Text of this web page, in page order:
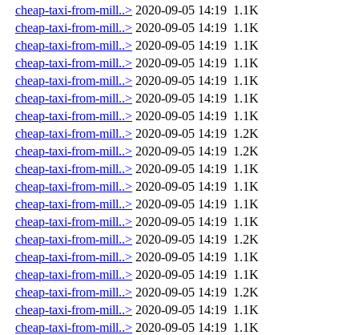
cheap-taxi-from-mill..> 2020-09-05 14:19 1.1K
cheap-taxi-from-mill..> 2020-09-05 14:19 1.1K
cheap-taxi-from-mill..> 2020-09-05 14:19 1.1K
cheap-taxi-from-mill..> 2020-09-05 14:19 1.1K
cheap-taxi-from-mill..> 2020-09-05 14:19 1.1K
cheap-taxi-from-mill..> 2020-09-05 14:19 1.1K
cheap-taxi-from-mill..> 2020-09-05 14:19 1.1K
cheap-taxi-from-mill..> 2020-09-05 14:19 1.2K
cheap-taxi-from-mill..> 2020-09-05 14:19 1.2K
cheap-taxi-from-mill..> 2020-09-05 14:19 1.1K
cheap-taxi-from-mill..> 2020-09-05 14:19 1.1K
cheap-taxi-from-mill..> 2020-09-05 14:19 1.1K
cheap-taxi-from-mill..> 2020-09-05 14:19 1.1K
cheap-taxi-from-mill..> 2020-09-05 14:19 1.2K
cheap-taxi-from-mill..> 2020-09-05 14:19 1.1K
cheap-taxi-from-mill..> 2020-09-05 14:19 1.1K
cheap-taxi-from-mill..> 2020-09-05 14:19 1.2K
cheap-taxi-from-mill..> 2020-09-05 14:19 1.1K
cheap-taxi-from-mill..> 2020-09-05 14:19 1.1K